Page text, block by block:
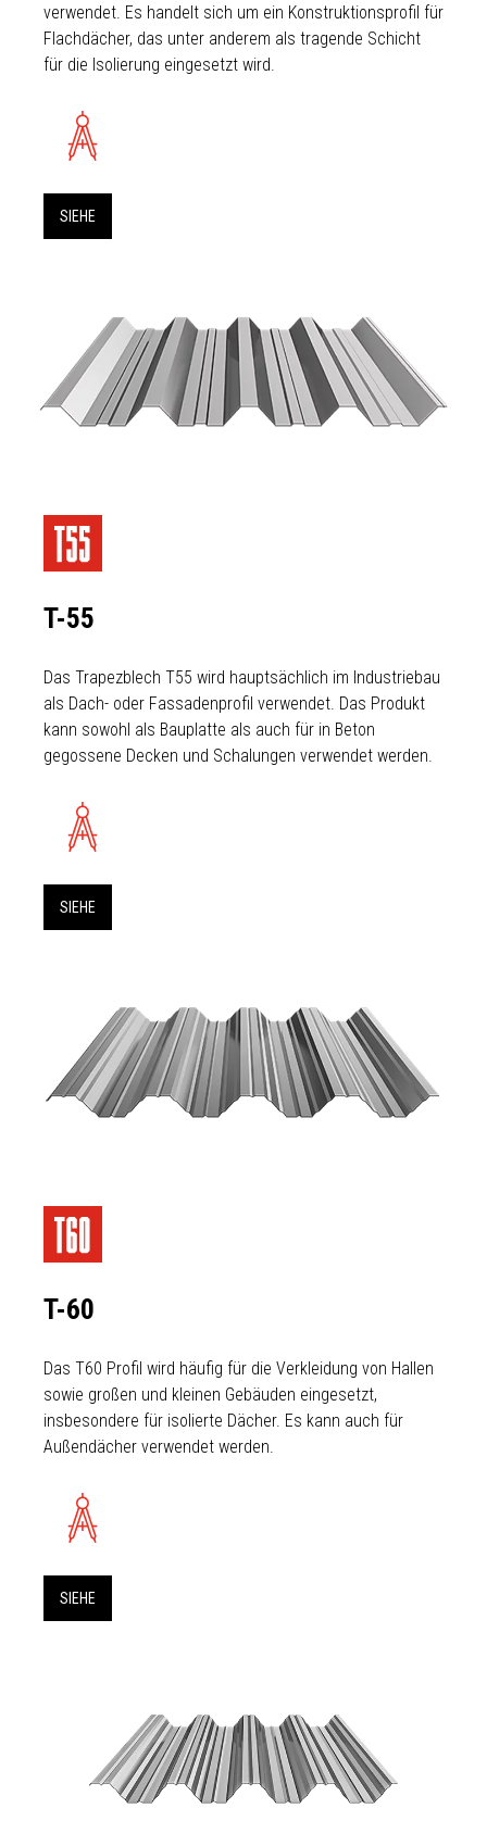
verwendet. Es handelt sich um ein Konstruktionsprofil für
Flachdächer, das unter anderem als tragende Schicht
für die Isolierung eingesetzt wird.
SIEHE
T-55
Das Trapezblech T55 wird hauptsächlich im Industriebau
als Dach- oder Fassadenprofil verwendet. Das Produkt
kann sowohl als Bauplatte als auch für in Beton
gegossene Decken und Schalungen verwendet werden.
SIEHE
T-60
Das T60 Profil wird häufig für die Verkleidung von Hallen
sowie großen und kleinen Gebäuden eingesetzt,
insbesondere für isolierte Dächer. Es kann auch für
Außendächer verwendet werden.
SIEHE